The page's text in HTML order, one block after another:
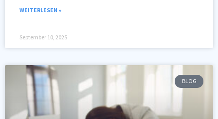
WEITERLESEN »
September 10, 2025
BLOG